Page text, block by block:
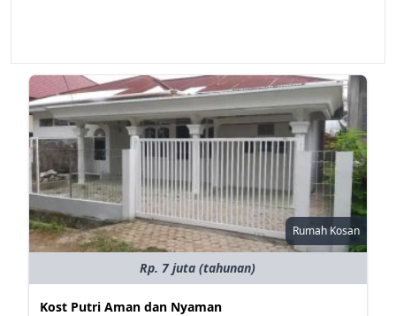
Rumah Kosan
Rp. 7 juta (tahunan)
Kost Putri Aman dan Nyaman